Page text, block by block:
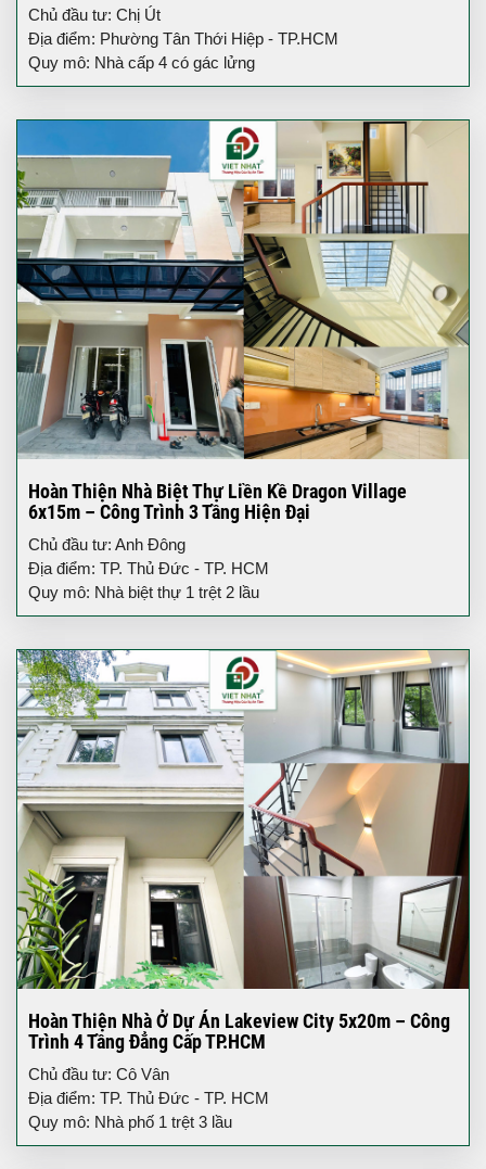
Chủ đầu tư: Chị Út
Địa điểm: Phường Tân Thới Hiệp - TP.HCM
Quy mô: Nhà cấp 4 có gác lửng
Hoàn Thiện Nhà Biệt Thự Liền Kề Dragon Village
6x15m – Công Trình 3 Tầng Hiện Đại
Chủ đầu tư: Anh Đông
Địa điểm: TP. Thủ Đức - TP. HCM
Quy mô: Nhà biệt thự 1 trệt 2 lầu
Hoàn Thiện Nhà Ở Dự Án Lakeview City 5x20m – Công
Trình 4 Tầng Đẳng Cấp TP.HCM
Chủ đầu tư: Cô Vân
Địa điểm: TP. Thủ Đức - TP. HCM
Quy mô: Nhà phố 1 trệt 3 lầu